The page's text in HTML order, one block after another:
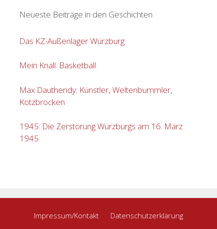
Neueste Beiträge in den Geschichten
Das KZ-Außenlager Würzburg
Mein Knall: Basketball
Max Dauthendy: Künstler, Weltenbummler,
Kotzbrocken
1945: Die Zerstörung Würzburgs am 16. März
1945
Impressum/Kontakt Datenschutzerklärung